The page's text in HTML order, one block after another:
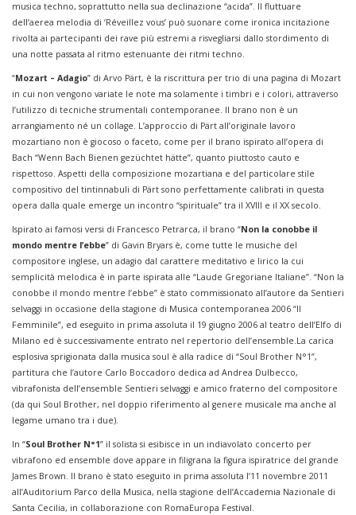
musica techno, soprattutto nella sua declinazione “acida”. Il fluttuare
dell’aerea melodia di ‘Réveillez vous’ può suonare come ironica incitazione
rivolta ai partecipanti dei rave più estremi a risvegliarsi dallo stordimento di
una notte passata al ritmo estenuante dei ritmi techno.
“Mozart – Adagio” di Arvo Pärt, è la riscrittura per trio di una pagina di Mozart
in cui non vengono variate le note ma solamente i timbri e i colori, attraverso
l’utilizzo di tecniche strumentali contemporanee. Il brano non è un
arrangiamento né un collage. L’approccio di Pärt all’originale lavoro
mozartiano non è giocoso o faceto, come per il brano ispirato all’opera di
Bach “Wenn Bach Bienen gezüchtet hätte”, quanto piuttosto cauto e
rispettoso. Aspetti della composizione mozartiana e del particolare stile
compositivo del tintinnabuli di Pärt sono perfettamente calibrati in questa
opera dalla quale emerge un incontro “spirituale” tra il XVIII e il XX secolo.
Ispirato ai famosi versi di Francesco Petrarca, il brano “Non la conobbe il
mondo mentre l’ebbe” di Gavin Bryars è, come tutte le musiche del
compositore inglese, un adagio dal carattere meditativo e lirico la cui
semplicità melodica è in parte ispirata alle “Laude Gregoriane Italiane”. “Non la
conobbe il mondo mentre l’ebbe” è stato commissionato all’autore da Sentieri
selvaggi in occasione della stagione di Musica contemporanea 2006 “Il
Femminile”, ed eseguito in prima assoluta il 19 giugno 2006 al teatro dell’Elfo di
Milano ed è successivamente entrato nel repertorio dell’ensemble.La carica
esplosiva sprigionata dalla musica soul è alla radice di “Soul Brother N°1”,
partitura che l’autore Carlo Boccadoro dedica ad Andrea Dulbecco,
vibrafonista dell’ensemble Sentieri selvaggi e amico fraterno del compositore
(da qui Soul Brother, nel doppio riferimento al genere musicale ma anche al
legame umano tra i due).
In “Soul Brother N°1” il solista si esibisce in un indiavolato concerto per
vibrafono ed ensemble dove appare in filigrana la figura ispiratrice del grande
James Brown. Il brano è stato eseguito in prima assoluta l’11 novembre 2011
all’Auditorium Parco della Musica, nella stagione dell’Accademia Nazionale di
Santa Cecilia, in collaborazione con RomaEuropa Festival.